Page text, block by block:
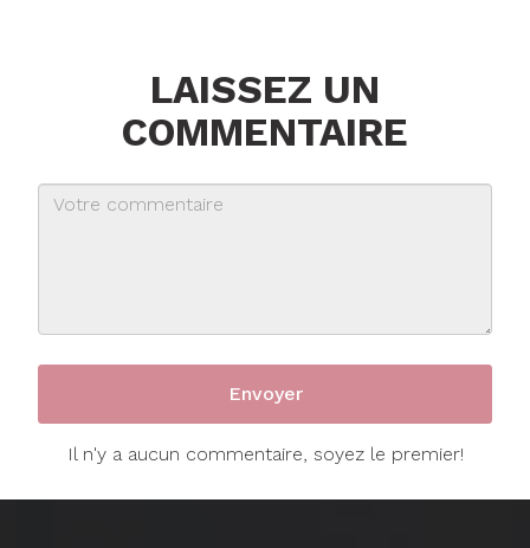
LAISSEZ UN
COMMENTAIRE
Il n'y a aucun commentaire, soyez le premier!